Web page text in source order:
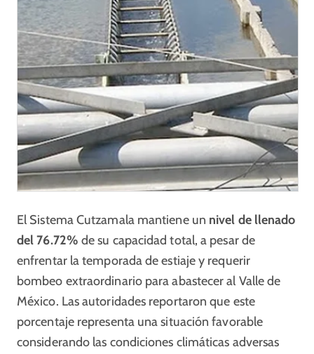
El Sistema Cutzamala mantiene un nivel de llenado
del 76.72% de su capacidad total, a pesar de
enfrentar la temporada de estiaje y requerir
bombeo extraordinario para abastecer al Valle de
México. Las autoridades reportaron que este
porcentaje representa una situación favorable
considerando las condiciones climáticas adversas